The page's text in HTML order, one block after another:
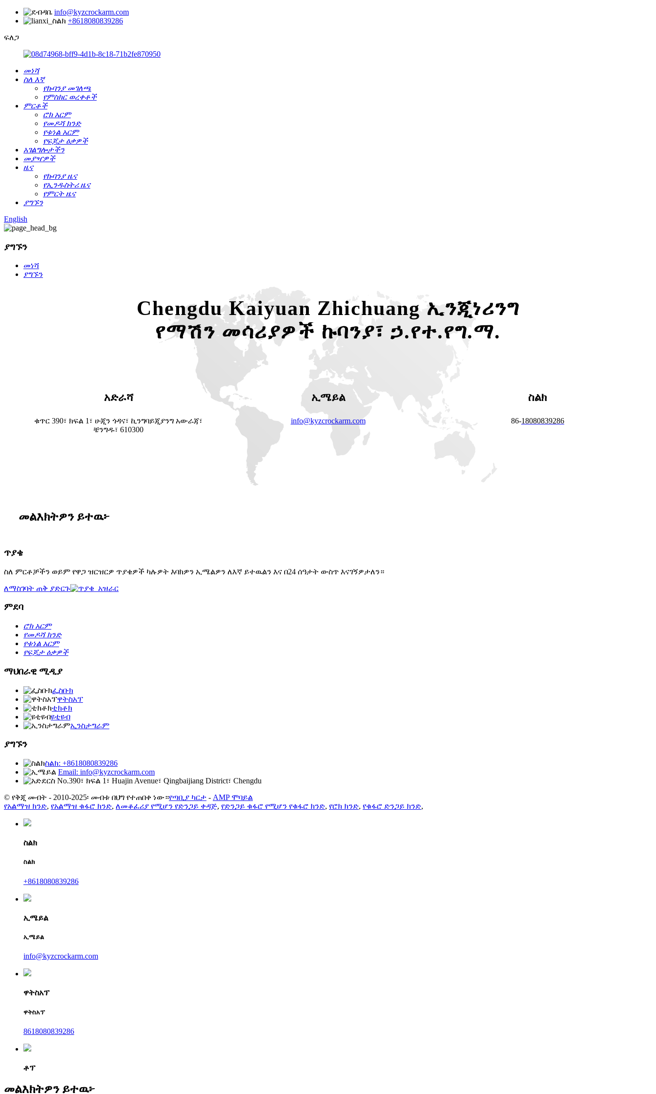
info@kyzcrockarm.com
+8618080839286
ፍለጋ
መነሻ
ስለ እኛ
የኩባንያ መገለጫ
የምስክር ወረቀቶች
ምርቶች
ሮክ አርም
የመዶሻ ክንድ
የቱነል አርም
የፍጆታ ዕቃዎች
አገልግሎታችን
መያዣዎች
ዜና
የኩባንያ ዜና
የኢንዱስትሪ ዜና
የምርት ዜና
ያግኙን
English
ያግኙን
መነሻ
ያግኙን
Chengdu Kaiyuan Zhichuang ኢንጂነሪንግ
የማሽን መሳሪያዎች ኩባንያ፣ ኃ.የተ.የግ.ማ.
አድራሻ
ቁጥር 390፣ ክፍል 1፣ ሁጂን ጎዳና፣ ኪንግባይጂያንግ አውራጃ፣
ቼንግዱ፣ 610300
ኢሜይል
info@kyzcrockarm.com
ስልክ
86-18080839286
መልእክትዎን ይተዉ፦
ጥያቄ
ስለ ምርቶቻችን ወይም የዋጋ ዝርዝርዎ ጥያቄዎች ካሉዎት እባክዎን ኢሜልዎን ለእኛ ይተዉልን እና በ24 ሰዓታት ውስጥ እናገኝዎታለን።
ለማስገባት ጠቅ ያድርጉ
ምደባ
ሮክ አርም
የመዶሻ ክንድ
የቱነል አርም
የፍጆታ ዕቃዎች
ማህበራዊ ሚዲያ
ፌስቡክ
ዋትስአፕ
ቲክቶክ
ዩቲዩብ
ኢንስታግራም
ያግኙን
ስልክ: +8618080839286
Email: info@kyzcrockarm.com
No.390፣ ክፍል 1፣ Huajin Avenue፣ Qingbaijiang District፣ Chengdu
© የቅጂ መብት - 2010-2025፡ መብቱ በህግ የተጠበቀ ነው።የጣቢያ ካርታ - AMP ሞባይል
የአልማዝ ክንድ, የአልማዝ ቁፋሮ ክንድ, ለመቆፈሪያ የሚሆን የድንጋይ ቀዳጅ, የድንጋይ ቁፋሮ የሚሆን የቁፋሮ ክንድ, የሮክ ክንድ, የቁፋሮ ድንጋይ ክንድ,
ስልክ
ስልክ
+8618080839286
ኢሜይል
ኢሜይል
info@kyzcrockarm.com
ዋትስአፕ
ዋትስአፕ
8618080839286
ቶፕ
መልእክትዎን ይተዉ፦